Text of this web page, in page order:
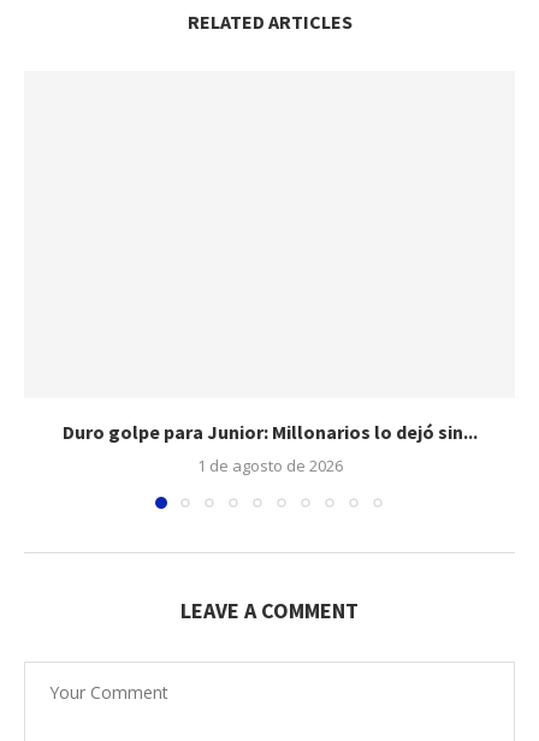
RELATED ARTICLES
Duro golpe para Junior: Millonarios lo dejó sin...
1 de agosto de 2026
LEAVE A COMMENT